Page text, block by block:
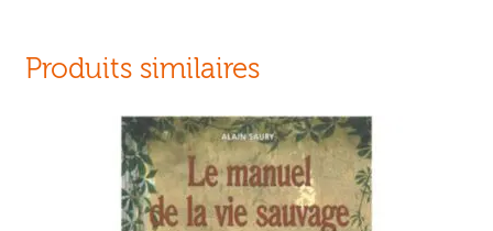
Produits similaires